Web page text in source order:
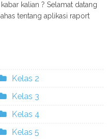
kalian ? Selamat datang
tentang aplikasi raport
Kelas 2
Kelas 3
Kelas 4
Kelas 5